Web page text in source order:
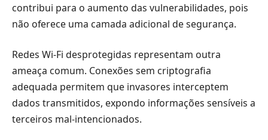
contribui para o aumento das vulnerabilidades, pois
não oferece uma camada adicional de segurança.
Redes Wi-Fi desprotegidas representam outra
ameaça comum. Conexões sem criptografia
adequada permitem que invasores interceptem
dados transmitidos, expondo informações sensíveis a
terceiros mal-intencionados.